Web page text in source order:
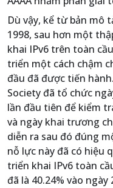
Dù vậy, kể từ bản mô
1998, sau hơn một
khai IPv6 trên toàn
triển một cách chậm
đầu đã được tiến
Society đã tổ chức
lần đầu tiên để kiểm
và ngày khai trương
diễn ra sau đó đúng
nỗ lực này đã có hiệu
triển khai IPv6 toàn
đã là 40.24% vào ngày